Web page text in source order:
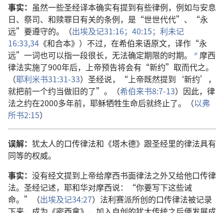
事实： 虽然一些圣经译本确实有提到有些律例，例如与安息
日、祭司、和赎罪日有关的条例，是“世世代代”、“永
远”要遵守的。（出埃及记31:16； 40:15； 利未记
16:33,34 《和合本》）不过，在希伯来语原文，译作“永
远”一词也可以指一段很长，无法确定期限的时期。
b 摩西
律法实施了900年后，上帝预告将会有“新约”取而代之。
（耶利米书31:31-33）圣经说，“上帝既然提到‘新约’，
就把前一个约当做旧的了”。（希伯来书8:7-13）因此，律
法之约在2000多年前，耶稣牺牲生命后就终止了。（以弗
所书2:15）
误解： 犹太人的口传律法和《塔木德》跟圣经里的律法具有
同等的权威。
事实： 没有经文提到上帝给摩西书面律法之外又给他口传律
法。圣经记述，耶和华对摩西说：“你要写下这些诫
命。”（出埃及记34:27）法利赛派所创的口传律法被记录